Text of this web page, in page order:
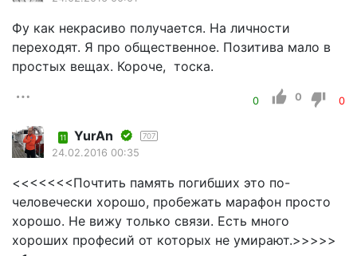
Фу как некрасиво получается. На личности
переходят. Я про общественное. Позитива мало в
простых вещах. Короче, тоска.
0 0 0
11 YurAn 707
24.02.2016 00:35
<<<<<<<Почтить память погибших это по-
человечески хорошо, пробежать марафон просто
хорошо. Не вижу только связи. Есть много
хороших професий от которых не умирают.>>>>>